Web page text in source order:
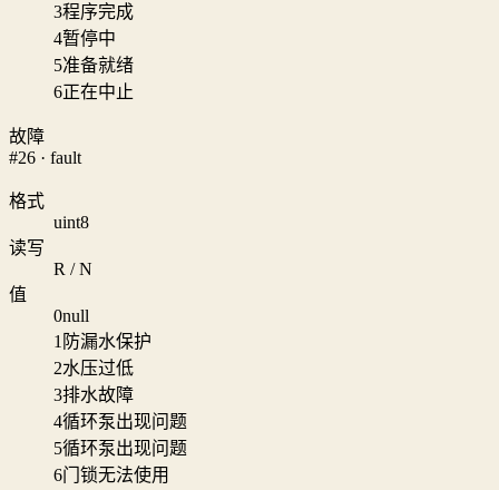
3程序完成
4暂停中
5准备就绪
6正在中止
故障
#26 · fault
格式
uint8
读写
R / N
值
0null
1 防漏水保护
2水压过低
3排水故障
4循环泵出现问题
5循环泵出现问题
6门锁无法使用